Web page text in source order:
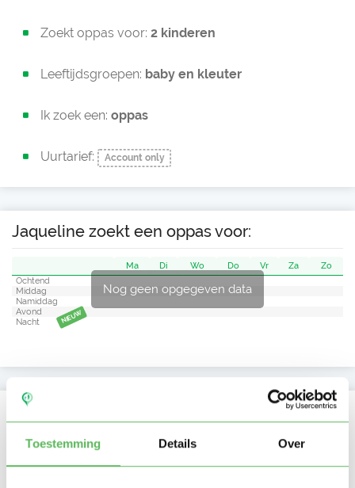
Toestemming Details Over
Zoekt oppas voor: 2 kinderen
Leeftijdsgroepen: baby en kleuter
Ik zoek een: oppas
Uurtarief: Account only
Jaqueline zoekt een oppas voor:
Nog geen opgegeven data
Ma Di Wo Do Vr Za
Zo
Ochtend
Middag
Namiddag
Avond
Nacht
NIEUW
Laatste activiteit 07-07-2026